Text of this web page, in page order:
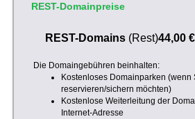
REST-Domainpreise
REST-Domains(Rest)44,00 €
Die Domaingebühren beinhalten:
Kostenloses Domainparken (wenn
reservieren/sichern möchten)
Kostenlose Weiterleitung der
Internet-Adresse